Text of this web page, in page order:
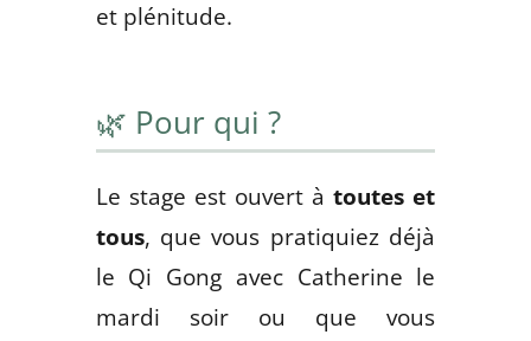
et plénitude.
🌿 Pour qui ?
Le stage est ouvert àtoutes et
tous, que vous pratiquiez déjà
le Qi Gong avec Catherine le
mardi soir ou que vous